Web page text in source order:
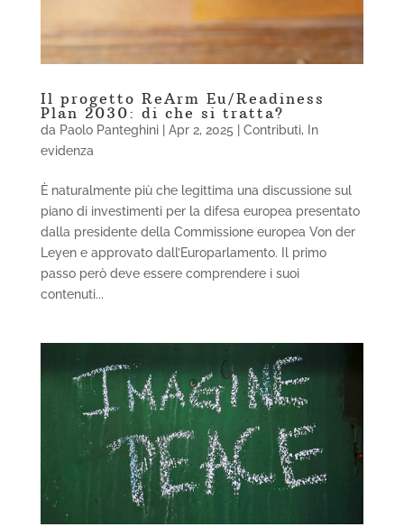
Il progetto ReArm Eu/Readiness
Plan 2030: di che si tratta?
da Paolo Panteghini| Apr 2, 2025 Contributi,
In
evidenza
È naturalmente più che legittima una discussione sul
piano di investimenti per la difesa europea presentato
dalla presidente della Commissione europea Von der
Leyen e approvato dall’Europarlamento. Il primo
passo però deve essere comprendere i suoi
contenuti...